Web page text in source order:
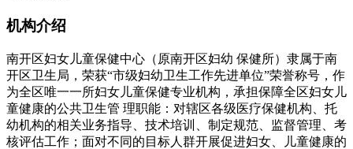
机构介绍
南开区妇女儿童保健中心（原南开区妇幼 保健所）隶属于南
开区卫生局，荣获“市级妇幼卫生工作先进单位”荣誉称号，作
为全区唯一一所妇女儿童保健专业机构，承担保障全区妇女儿
童健康的公共卫生管 理职能：对辖区各级医疗保健机构、托
幼机构的相关业务指导、技术培训、制定规范、监督管理、考
核评估工作；面对不同的目标人群开展促进妇女、儿童健康的